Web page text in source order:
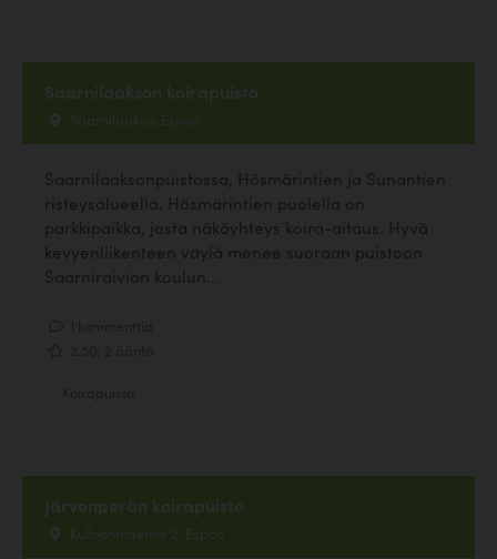
Saarnilaakson koirapuisto
Saarnilaakso, Espoo
Saarnilaaksonpuistossa, Hösmärintien ja Sunantien
risteysalueella. Hösmärintien puolella on
parkkipaikka, josta näköyhteys koira-aitaus. Hyvä
kevyenliikenteen väylä menee suoraan puistoon
Saarniraivion koulun...
Järvenperän koirapuisto
Kulloonmäentie 2, Espoo